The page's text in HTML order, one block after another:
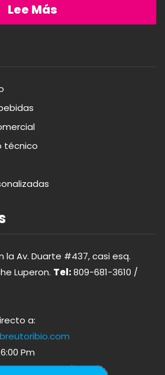
Lee Más
técnico
la Av. Duarte #437, casi esq.
Luperon. Tel:809-681-3610 /
a:
Pm